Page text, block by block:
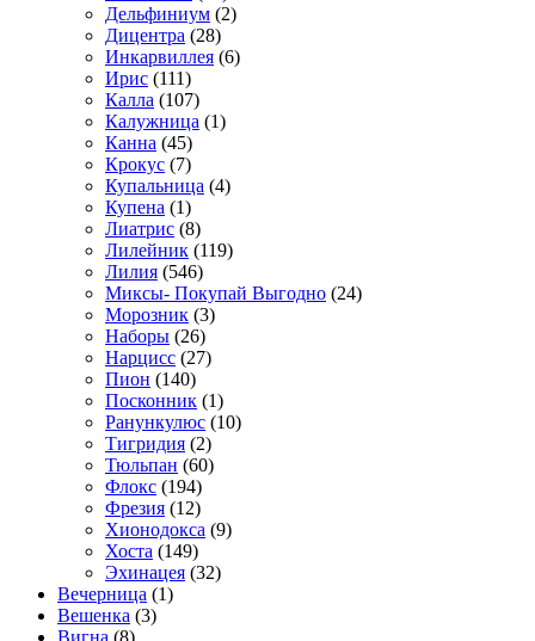
Дельфиниум (2)
Дицентра (28)
Инкарвиллея (6)
Ирис (111)
Калла (107)
Калужница (1)
Канна (45)
Крокус (7)
Купальница (4)
Купена (1)
Лиатрис (8)
Лилейник (119)
Лилия (546)
Миксы- Покупай Выгодно (24)
Морозник (3)
Наборы (26)
Нарцисс (27)
Пион (140)
Посконник (1)
Ранункулюс (10)
Тигридия (2)
Тюльпан (60)
Флокс (194)
Фрезия (12)
Хионодокса (9)
Хоста (149)
Эхинацея (32)
Вечерница (1)
Вешенка (3)